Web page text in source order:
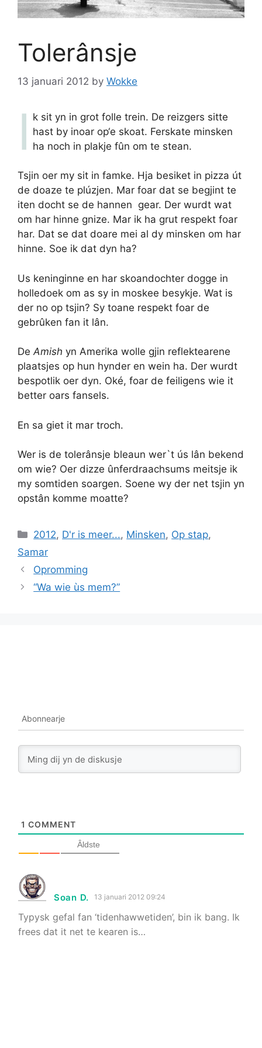
Tolerânsje
13 januari 2012 by Wokke
I k sit yn in grot folle trein. De reizgers sitte
hast by inoar op‘e skoat. Ferskate minsken
ha noch in plakje fûn om te stean.
Tsjin oer my sit in famke. Hja besiket in pizza út
de doaze te plúzjen. Mar foar dat se begjint te
iten docht se de hannen gear. Der wurdt wat
om har hinne gnize. Mar ik ha grut respekt foar
har. Dat se dat doare mei al dy minsken om har
hinne. Soe ik dat dyn ha?
Us keninginne en har skoandochter dogge in
holledoek om as sy in moskee besykje. Wat is
der no op tsjin? Sy toane respekt foar de
gebrûken fan it lân.
DeAmish yn Amerika wolle gjin reflektearene
plaatsjes op hun hynder en wein ha. Der wurdt
bespotlik oer dyn. Oké, foar de feiligens wie it
better oars fansels.
En sa giet it mar troch.
Wer is de tolerânsje bleaun wer`t ús lân bekend
om wie? Oer dizze ûnferdraachsums meitsje ik
my somtiden soargen. Soene wy der net tsjin yn
opstân komme moatte?
Categories
2012, D'r is meer..., Minsken, Op stap,
Samar
Opromming
“Wa wie ùs mem?”
Abonnearje
1 COMMENT
Âldste
Soan D. 13 januari 2012 09:24
Typysk gefal fan ‘tidenhawwetiden’, bin ik bang. Ik
frees dat it net te kearen is…